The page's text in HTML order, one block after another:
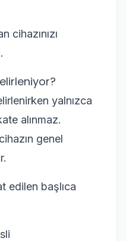
cihazınızı
yalnızca
alınmaz.
genel
edilen başlıca